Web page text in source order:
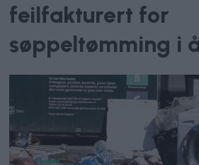
feilfakturert for
søppeltømming i